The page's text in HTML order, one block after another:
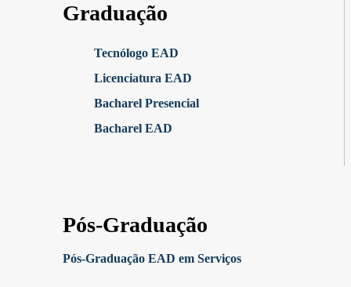
Graduação
Tecnólogo EAD
Licenciatura EAD
Bacharel Presencial
Bacharel EAD
Pós-Graduação
Pós-Graduação EAD em Serviços